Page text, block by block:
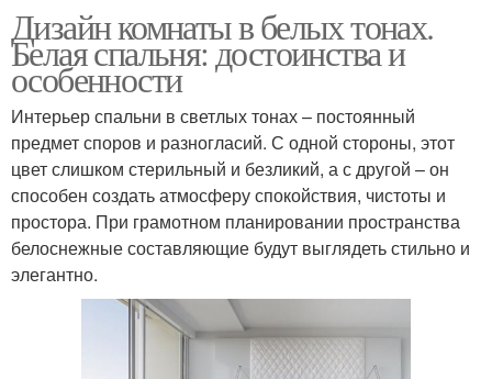
Дизайн комнаты в белых тонах.
Белая спальня: достоинства и
особенности
Интерьер спальни в светлых тонах – постоянный
предмет споров и разногласий. С одной стороны, этот
цвет слишком стерильный и безликий, а с другой – он
способен создать атмосферу спокойствия, чистоты и
простора. При грамотном планировании пространства
белоснежные составляющие будут выглядеть стильно и
элегантно.